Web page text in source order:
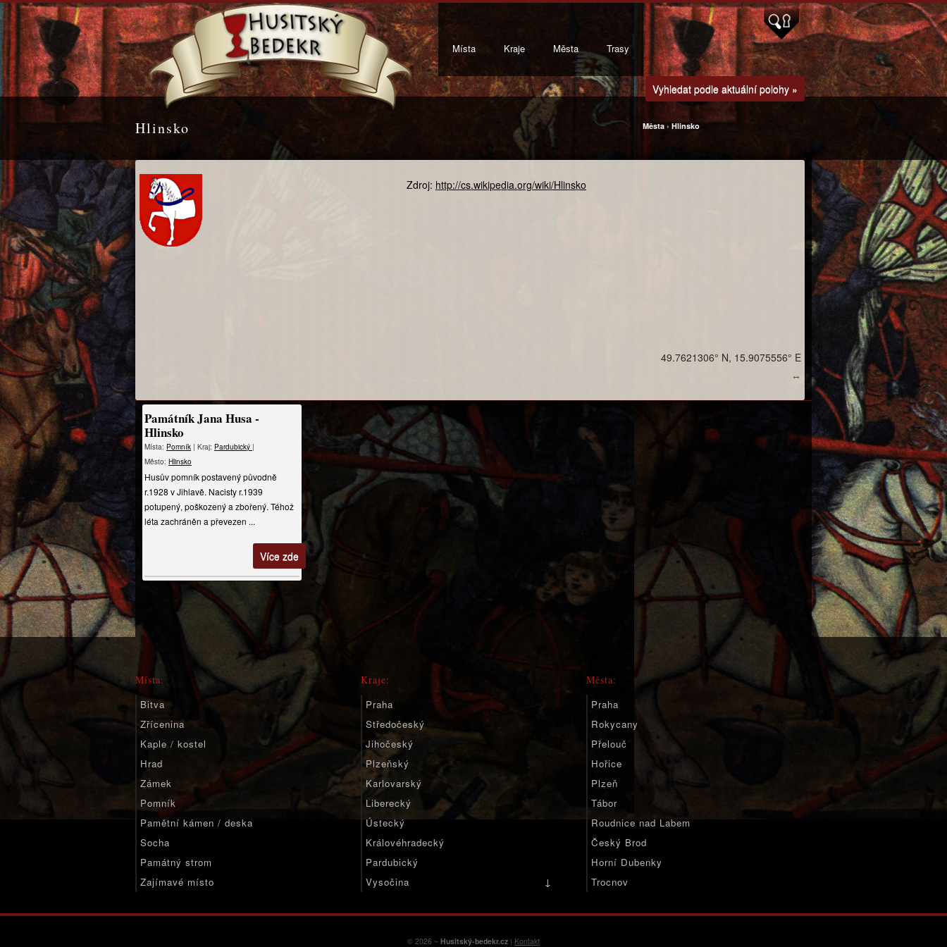
Místa Kraje Města Trasy
Vyhledat podle aktuální polohy »
Hlinsko Města ›Hlinsko
Zdroj: http://cs.wikipedia.org/wiki/Hlinsko
↔
49.7621306° N, 15.9075556° E
Památník Jana Husa -
Hlinsko
Místa: Pomník | Kraj: Pardubický |
Město: Hlinsko
Husův pomník postavený původně
r.1928 v Jihlavě. Nacisty r.1939
potupený, poškozený a zbořený. Téhož
léta zachráněn a převezen ...
Více zde
Místa:
Bitva
Zřícenina
Kaple / kostel
Hrad
Zámek
Pomník
Pamětní kámen / deska
Socha
Památný strom
Zajímavé místo
Kraje:
Praha
Středočeský
Jihočeský
Plzeňský
Karlovarský
Liberecký
Ústecký
Královéhradecký
Pardubický
Vysočina
Moravskoslezský
↓
Města:
Praha
Rokycany
Přelouč
Hořice
Plzeň
Tábor
Roudnice nad Labem
Český Brod
Horní Dubenky
Trocnov
© 2026 ~ Husitský-bedekr.cz | Kontakt